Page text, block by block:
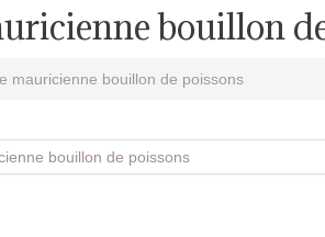
bouillon
mauricienne bouillon de poissons